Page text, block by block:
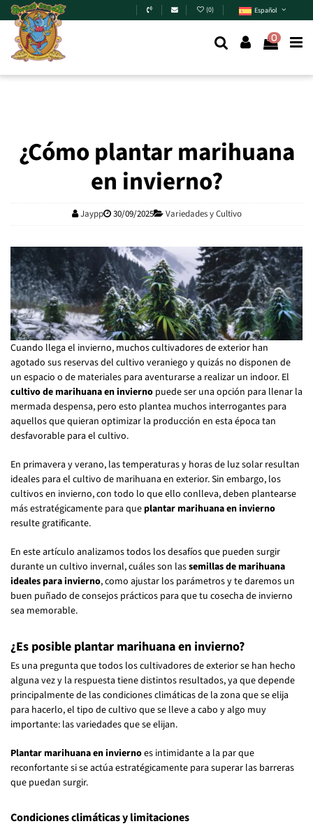
Skip to main content (0) Español
0
¿Cómo plantar marihuana
en invierno?
Jaypp 30/09/2025 Variedades y Cultivo
Cuando llega el invierno, muchos cultivadores de exterior han
agotado sus reservas del cultivo veraniego y quizás no disponen de
un espacio o de materiales para aventurarse a realizar un indoor. El
cultivo de marihuana en invierno puede ser una opción para llenar la
mermada despensa, pero esto plantea muchos interrogantes para
aquellos que quieran optimizar la producción en esta época tan
desfavorable para el cultivo.
En primavera y verano, las temperaturas y horas de luz solar resultan
ideales para el cultivo de marihuana en exterior. Sin embargo, los
cultivos en invierno, con todo lo que ello conlleva, deben plantearse
más estratégicamente para queplantar marihuana en invierno
resulte gratificante.
En este artículo analizamos todos los desafíos que pueden surgir
durante un cultivo invernal, cuáles son lassemillas de marihuana
ideales para invierno, como ajustar los parámetros y te daremos un
buen puñado de consejos prácticos para que tu cosecha de invierno
sea memorable.
¿Es posible plantar marihuana en invierno?
Es una pregunta que todos los cultivadores de exterior se han hecho
alguna vez y la respuesta tiene distintos resultados, ya que depende
principalmente de las condiciones climáticas de la zona que se elija
para hacerlo, el tipo de cultivo que se lleve a cabo y algo muy
importante: las variedades que se elijan.
Plantar marihuana en inviernoes intimidante a la par que
reconfortante si se actúa estratégicamente para superar las barreras
que puedan surgir.
Condiciones climáticas y limitaciones